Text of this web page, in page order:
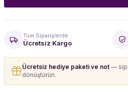
Tüm Siparişlerde
Ücretsiz Kargo
Ücretsiz hediye paketi ve not —
dönüştürün.